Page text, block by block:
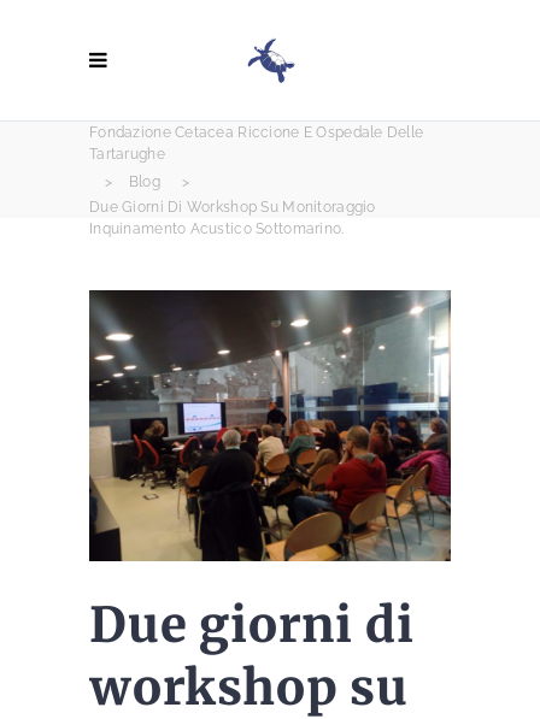
Fondazione Cetacea Riccione E Ospedale Delle
Tartarughe
>
Blog
>
Due Giorni Di Workshop Su Monitoraggio
Inquinamento Acustico Sottomarino.
Due giorni di
workshop su